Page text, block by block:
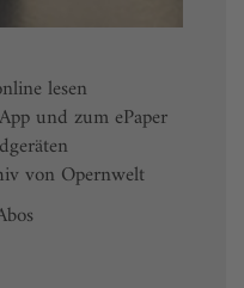
lesen
und zum ePaper
von Opernwelt